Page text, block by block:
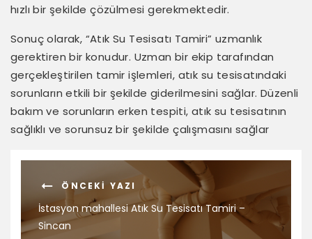
hızlı bir şekilde çözülmesi gerekmektedir.
Sonuç olarak, “Atık Su Tesisatı Tamiri” uzmanlık
gerektiren bir konudur. Uzman bir ekip tarafından
gerçekleştirilen tamir işlemleri, atık su tesisatındaki
sorunların etkili bir şekilde giderilmesini sağlar. Düzenli
bakım ve sorunların erken tespiti, atık su tesisatının
sağlıklı ve sorunsuz bir şekilde çalışmasını sağlar
ÖNCEKI YAZI
İstasyon mahallesi Atık Su Tesisatı Tamiri –
Sincan